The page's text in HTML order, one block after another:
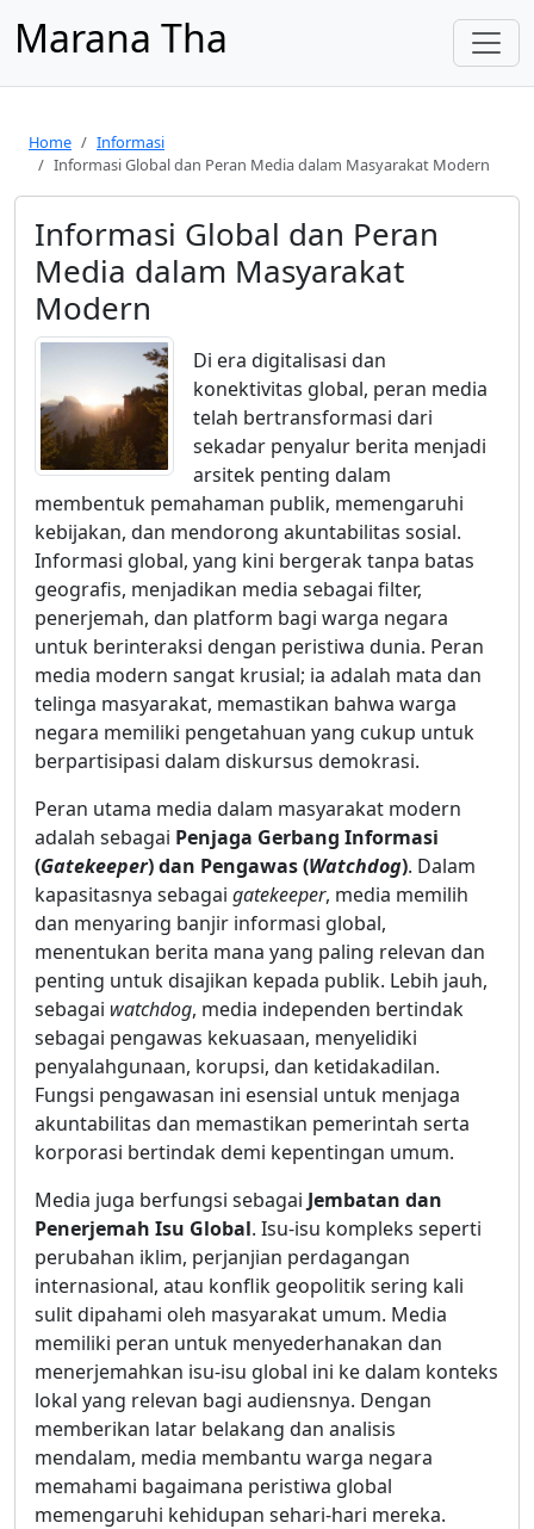
Marana Tha
Home
Informasi
Informasi Global dan Peran Media dalam Masyarakat Modern
Informasi Global dan Peran
Media dalam Masyarakat
Modern
Di era digitalisasi dan
konektivitas global, peran media
telah bertransformasi dari
sekadar penyalur berita menjadi
arsitek penting dalam
membentuk pemahaman publik, memengaruhi
kebijakan, dan mendorong akuntabilitas sosial.
Informasi global, yang kini bergerak tanpa batas
geografis, menjadikan media sebagai filter,
penerjemah, dan platform bagi warga negara
untuk berinteraksi dengan peristiwa dunia. Peran
media modern sangat krusial; ia adalah mata dan
telinga masyarakat, memastikan bahwa warga
negara memiliki pengetahuan yang cukup untuk
berpartisipasi dalam diskursus demokrasi.
Peran utama media dalam masyarakat modern
adalah sebagai Penjaga Gerbang Informasi
(Gatekeeper) dan Pengawas (Watchdog). Dalam
kapasitasnya sebagai gatekeeper, media memilih
dan menyaring banjir informasi global,
menentukan berita mana yang paling relevan dan
penting untuk disajikan kepada publik. Lebih jauh,
sebagai watchdog, media independen bertindak
sebagai pengawas kekuasaan, menyelidiki
penyalahgunaan, korupsi, dan ketidakadilan.
Fungsi pengawasan ini esensial untuk menjaga
akuntabilitas dan memastikan pemerintah serta
korporasi bertindak demi kepentingan umum.
Media juga berfungsi sebagai Jembatan dan
Penerjemah Isu Global. Isu-isu kompleks seperti
perubahan iklim, perjanjian perdagangan
internasional, atau konflik geopolitik sering kali
sulit dipahami oleh masyarakat umum. Media
memiliki peran untuk menyederhanakan dan
menerjemahkan isu-isu global ini ke dalam konteks
lokal yang relevan bagi audiensnya. Dengan
memberikan latar belakang dan analisis
mendalam, media membantu warga negara
memahami bagaimana peristiwa global
memengaruhi kehidupan sehari-hari mereka.